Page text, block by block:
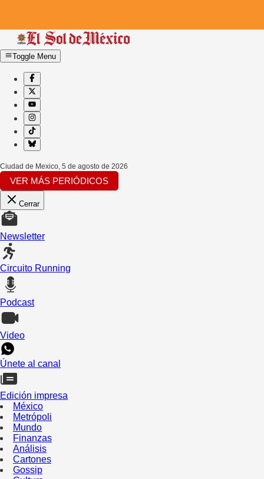
Toggle Menu
Ciudad de Mexico, 5 de agosto de 2026
VER MÁS PERIÓDICOS
Cerrar
Newsletter
Circuito Running
Podcast
Video
Únete al canal
Edición impresa
México
Metrópoli
Mundo
Finanzas
Análisis
Cartones
Gossip